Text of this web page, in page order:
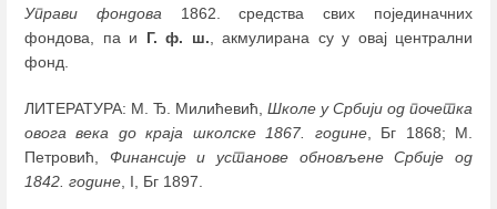
Управи фондова1862. средства свих појединачних
фондова, па и Г. ф. ш., акмулирана су у овај централни
фонд.
ЛИТЕРАТУРА: М. Ђ. Милићевић, Школе у Србији од почетка
овога века до краја школске 1867. године, Бг 1868; М.
Петровић, Финансије и установе обновљене Србије од
1842. године , I, Бг 1897.